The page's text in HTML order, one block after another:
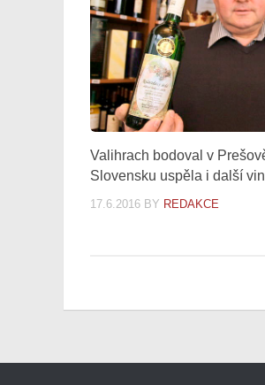
Valihrach bodoval v
Slovensku uspěla i další
17.6.2016 BY REDAKCE